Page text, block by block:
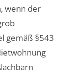
wenn der
gemäß §543